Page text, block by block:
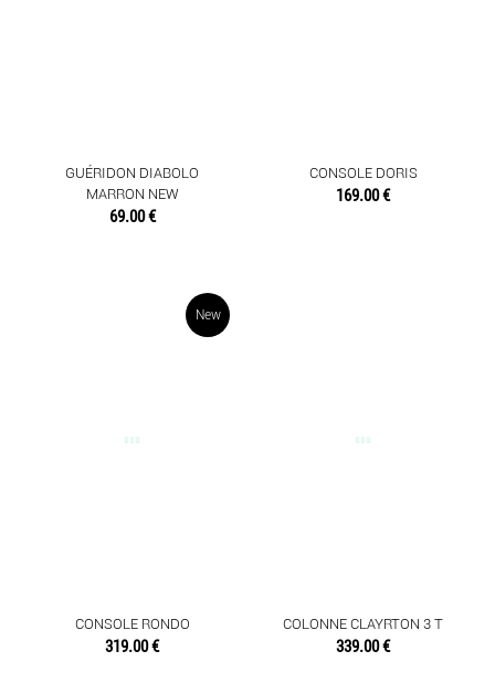
ETAGERES
FAUTEUILS ET CHAISES
GUÉRIDON DIABOLO
MARRON NEW
69.00 €
CONSOLE DORIS
169.00 €
New
CONSOLE RONDO
319.00 €
COLONNE CLAYRTON 3 T
339.00 €